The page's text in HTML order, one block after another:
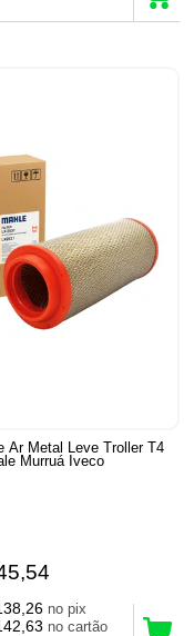
Ar Metal Leve Troller T4
Murruá Iveco
no pix
no cartão